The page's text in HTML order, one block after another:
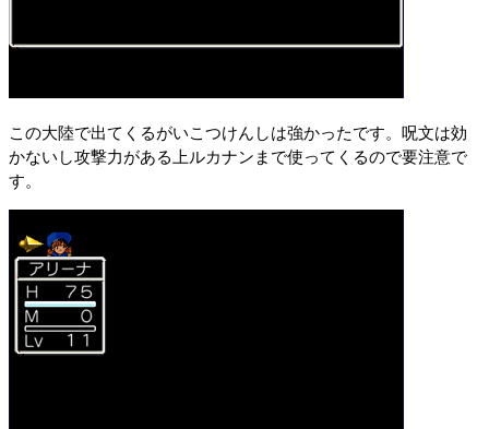
この大陸で出てくるがいこつけんしは強かったです。呪文は効
かないし攻撃力がある上ルカナンまで使ってくるので要注意で
す。